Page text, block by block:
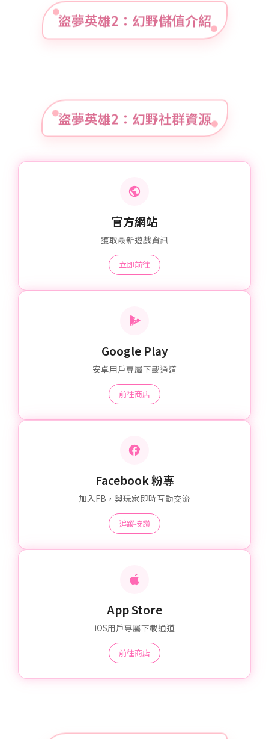
盜夢英雄2：幻野儲值介紹
盜夢英雄2：幻野社群資源
官方網站
獲取最新遊戲資訊
立即前往
Google Play
安卓用戶專屬下載通道
前往商店
Facebook 粉專
加入FB，與玩家即時互動交流
追蹤按讚
App Store
iOS用戶專屬下載通道
前往商店